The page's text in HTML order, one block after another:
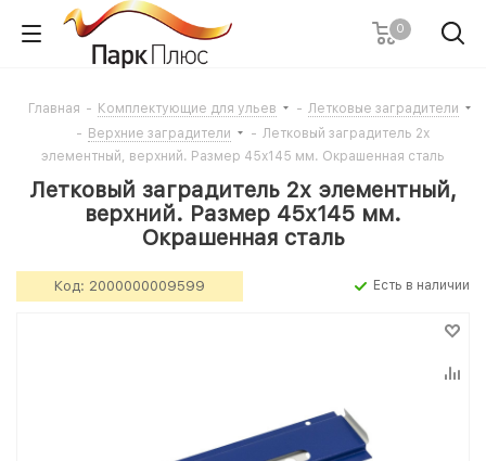
0
Главная - Комплектующие для ульев - Летковые заградители
- Верхние заградители - Летковый заградитель 2х
элементный, верхний. Размер 45х145 мм. Окрашенная сталь
Летковый заградитель 2х элементный,
верхний. Размер 45х145 мм.
Окрашенная сталь
Код: 2000000009599 Есть в наличии